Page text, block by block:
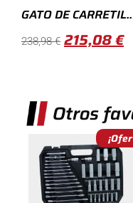
GATO DE CARRETIL..
238,98€ 215,08€
Otros